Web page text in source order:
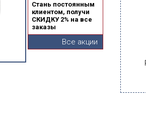
Стань постоянным
клиентом, получи
СКИДКУ 2% на все
заказы
Все акции